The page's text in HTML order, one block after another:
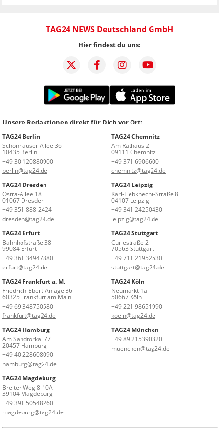
TAG24 NEWS Deutschland GmbH
Hier findest du uns:
Unsere Redaktionen direkt für Dich vor Ort:
TAG24 Berlin
Schönhauser Allee 36
10435 Berlin
+49 30 120880900
berlin@tag24.de
TAG24 Chemnitz
Am Rathaus 2
09111 Chemnitz
+49 371 6906600
chemnitz@tag24.de
TAG24 Dresden
Ostra-Allee 18
01067 Dresden
+49 351 888-2424
dresden@tag24.de
TAG24 Leipzig
Karl-Liebknecht-Straße 8
04107 Leipzig
+49 341 24250430
leipzig@tag24.de
TAG24 Erfurt
Bahnhofstraße 38
99084 Erfurt
+49 361 34947880
erfurt@tag24.de
TAG24 Stuttgart
Curiestraße 2
70563 Stuttgart
+49 711 21952530
stuttgart@tag24.de
TAG24 Frankfurt a. M.
Friedrich-Ebert-Anlage 36
60325 Frankfurt am Main
+49 69 348750580
frankfurt@tag24.de
TAG24 Köln
Neumarkt 1a
50667 Köln
+49 221 98651990
koeln@tag24.de
TAG24 Hamburg
Am Sandtorkai 77
20457 Hamburg
+49 40 228608090
hamburg@tag24.de
TAG24 München
+49 89 215390320
muenchen@tag24.de
TAG24 Magdeburg
Breiter Weg 8-10A
39104 Magdeburg
+49 391 50548260
magdeburg@tag24.de